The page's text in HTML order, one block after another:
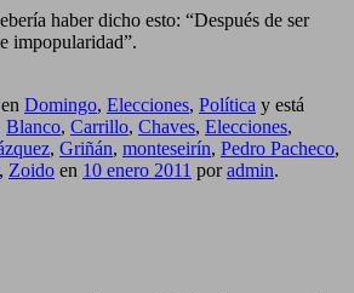
haber dicho esto: “Después de ser
impopularidad”.
Domingo, Elecciones, Política y está
Blanco, Carrillo, Chaves, Elecciones,
, Griñán, monteseirín, Pedro Pacheco,
, Zoido en 10 enero 2011 poradmin.